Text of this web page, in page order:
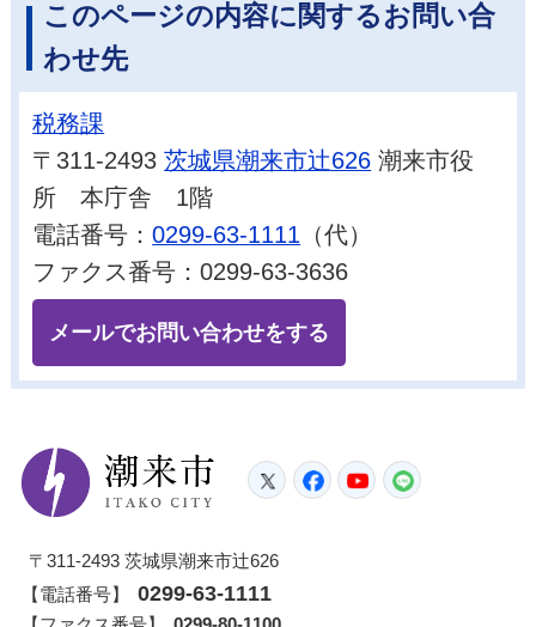
このページの内容に関するお問い合
わせ先
税務課
〒311-2493茨城県潮来市辻626 潮来市役
所 本庁舎 1階
電話番号：0299-63-1111 （代）
ファクス番号：0299-63-3636
メールでお問い合わせをする
潮来市
TwitterFacebook
YouTube
〒311-2493 茨城県潮来市辻626
【電話番号】
0299-63-1111